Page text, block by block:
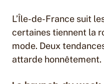
L’Île-de-France suit
certaines tiennent la
mode. Deux
attarde honnêtement.